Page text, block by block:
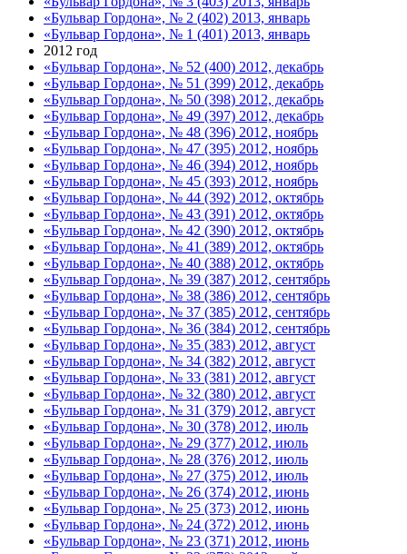
«Бульвар Гордона», № 2 (402) 2013, январь
«Бульвар Гордона», № 1 (401) 2013, январь
2012 год
«Бульвар Гордона», № 52 (400) 2012, декабрь
«Бульвар Гордона», № 51 (399) 2012, декабрь
«Бульвар Гордона», № 50 (398) 2012, декабрь
«Бульвар Гордона», № 49 (397) 2012, декабрь
«Бульвар Гордона», № 48 (396) 2012, ноябрь
«Бульвар Гордона», № 47 (395) 2012, ноябрь
«Бульвар Гордона», № 46 (394) 2012, ноябрь
«Бульвар Гордона», № 45 (393) 2012, ноябрь
«Бульвар Гордона», № 44 (392) 2012, октябрь
«Бульвар Гордона», № 43 (391) 2012, октябрь
«Бульвар Гордона», № 42 (390) 2012, октябрь
«Бульвар Гордона», № 41 (389) 2012, октябрь
«Бульвар Гордона», № 40 (388) 2012, октябрь
«Бульвар Гордона», № 39 (387) 2012, сентябрь
«Бульвар Гордона», № 38 (386) 2012, сентябрь
«Бульвар Гордона», № 37 (385) 2012, сентябрь
«Бульвар Гордона», № 36 (384) 2012, сентябрь
«Бульвар Гордона», № 35 (383) 2012, август
«Бульвар Гордона», № 34 (382) 2012, август
«Бульвар Гордона», № 33 (381) 2012, август
«Бульвар Гордона», № 32 (380) 2012, август
«Бульвар Гордона», № 31 (379) 2012, август
«Бульвар Гордона», № 30 (378) 2012, июль
«Бульвар Гордона», № 29 (377) 2012, июль
«Бульвар Гордона», № 28 (376) 2012, июль
«Бульвар Гордона», № 27 (375) 2012, июль
«Бульвар Гордона», № 26 (374) 2012, июнь
«Бульвар Гордона», № 25 (373) 2012, июнь
«Бульвар Гордона», № 24 (372) 2012, июнь
«Бульвар Гордона», № 23 (371) 2012, июнь